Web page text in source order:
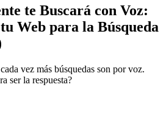
te Buscará con Voz:
Web para la Búsqueda
vez más búsquedas son por voz.
ser la respuesta?